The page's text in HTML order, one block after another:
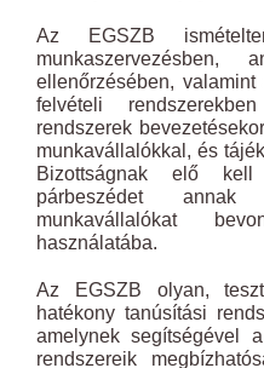
Az EGSZB
munkaszervezésben,
ellenőrzésében,
felvételi
rendszerek
munkavállalókkal, és
Bizottságnak elő
párbeszédet
munkavállalókat
használatába.
Az EGSZB olyan,
hatékony tanúsítási
amelynek segítségével
rendszereik